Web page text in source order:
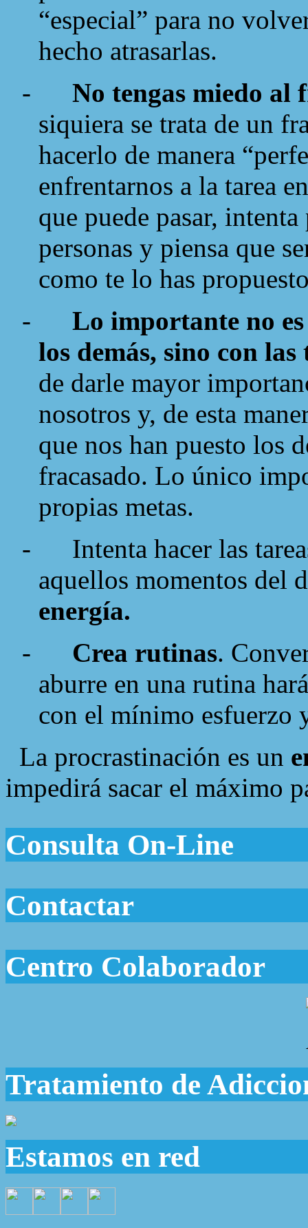
“especial” para no
hecho atrasarlas.
-
No tengas miedo al
siquiera se trata de un
hacerlo de manera
enfrentarnos a la tarea
que puede pasar,
personas y piensa que
como te lo has
-
Lo importante no
los demás, sino con las
de darle mayor
nosotros y, de esta
que nos han puesto los
fracasado. Lo único
propias metas.
-
Intenta hacer las
aquellos momentos del
energía.
-
Crea rutinas.
aburre en una rutina
con el mínimo esfuerzo
La procrastinación es un
impedirá sacar el máximo
Consulta On-Line
Contactar
Centro Colaborador
Tratamiento de
Estamos en red